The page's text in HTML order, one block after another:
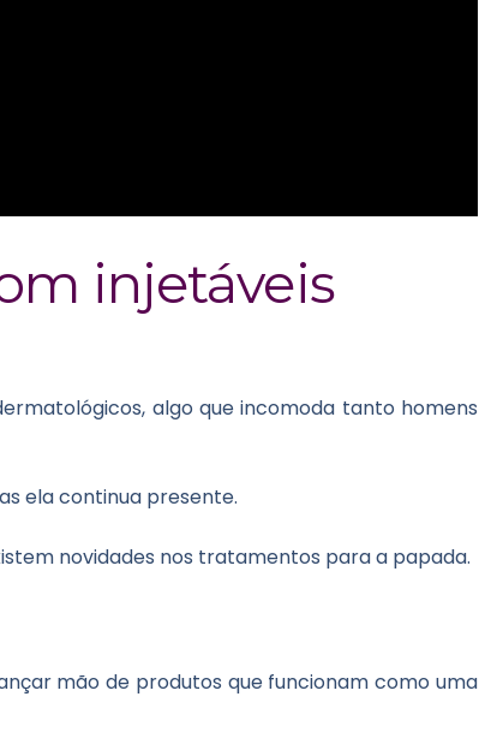
injetáveis
algo que incomoda tanto homens
ela continua presente.
novidades nos tratamentos para a papada.
mão de produtos que funcionam como uma